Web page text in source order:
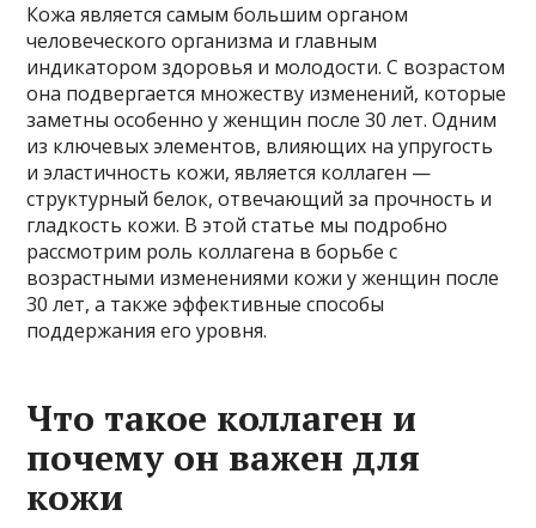
Кожа является самым большим органом
человеческого организма и главным
индикатором здоровья и молодости. С возрастом
она подвергается множеству изменений, которые
заметны особенно у женщин после 30 лет. Одним
из ключевых элементов, влияющих на упругость
и эластичность кожи, является коллаген —
структурный белок, отвечающий за прочность и
гладкость кожи. В этой статье мы подробно
рассмотрим роль коллагена в борьбе с
возрастными изменениями кожи у женщин после
30 лет, а также эффективные способы
поддержания его уровня.
Что такое коллаген и
почему он важен для
кожи